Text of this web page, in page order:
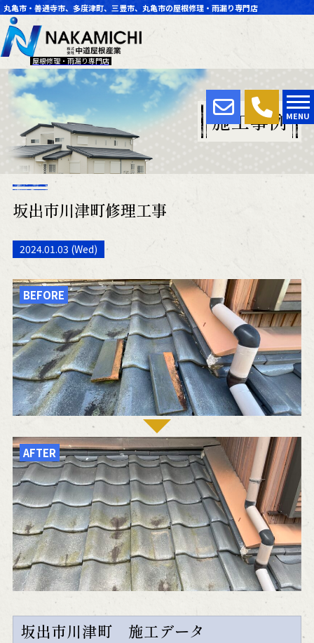
丸亀市・善通寺市、多度津町、三豊市、丸亀市の屋根修理・雨漏り専門店
MENU
屋根修理・雨漏り専門店
施工事例
坂出市川津町修理工事
2024.01.03 (Wed)
BEFORE
AFTER
坂出市川津町 施工データ